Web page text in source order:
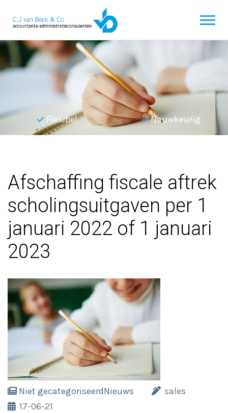
Flexibel Nauwkeurig
Afschaffing fiscale aftrek
scholingsuitgaven per 1
januari 2022 of 1 januari
2023
Niet gecategoriseerdNieuws
sales
17-06-21